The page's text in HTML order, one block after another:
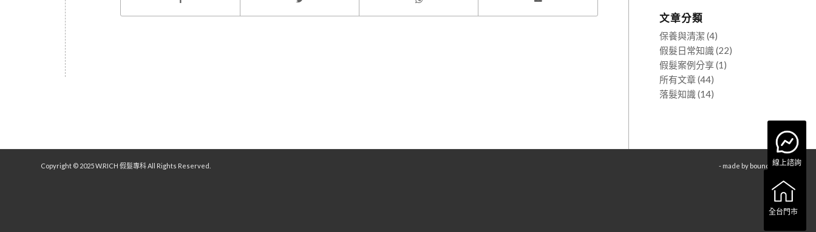
文章分類
保養與清潔 (4)
假髮日常知識(22)
假髮案例分享(1)
所有文章(44)
落髮知識(14)
Copyright © 2025 W.RICH 假髮專科 All Rights Reserved. - made by bouncin線上諮詢
全台門市
全台門市